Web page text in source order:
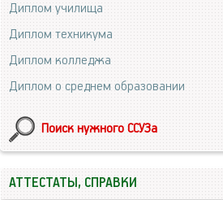
Диплом училища
Диплом техникума
Диплом колледжа
Диплом о среднем образовании
Поиск нужного ССУЗа
АТТЕСТАТЫ, СПРАВКИ